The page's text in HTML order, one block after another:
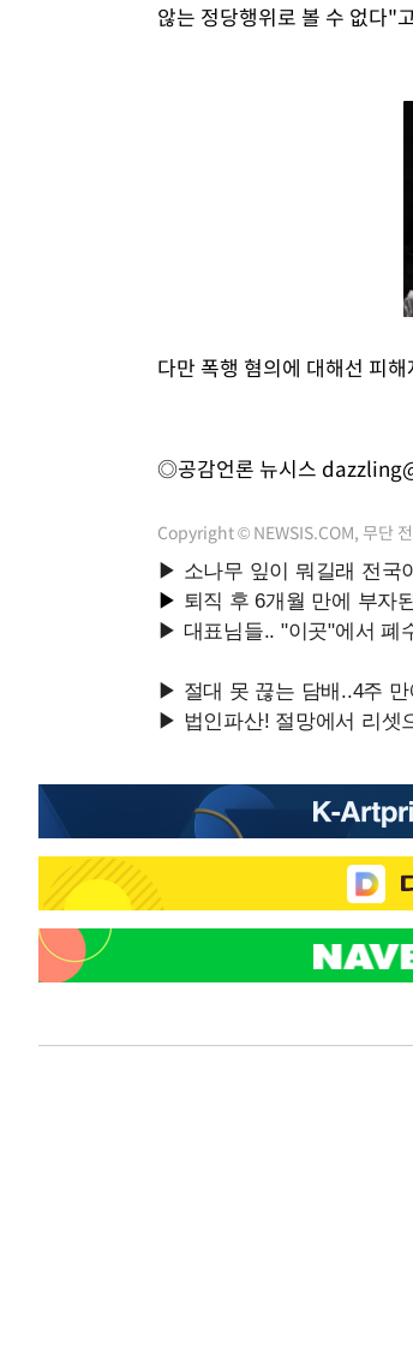
않는 정당행위로 볼 수 없다"
다만 폭행 혐의에 대해선 피
◎공감언론 뉴시스
Copyright © NEWSIS.COM, 무단